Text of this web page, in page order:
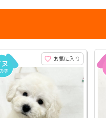
お気に入り